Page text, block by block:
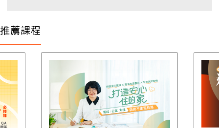
推薦課程